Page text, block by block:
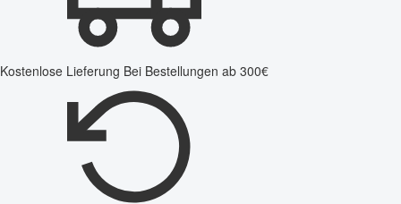
Kostenlose Lieferung Bei Bestellungen ab 300€